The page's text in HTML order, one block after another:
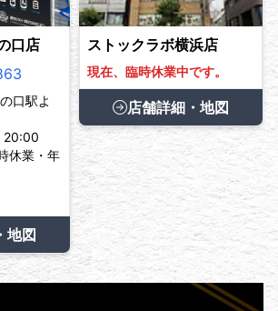
口店
口駅よ
20:00
休業・年
地図
ストックラボ横浜店
現在、臨時休業中です。
店舗詳細・地図